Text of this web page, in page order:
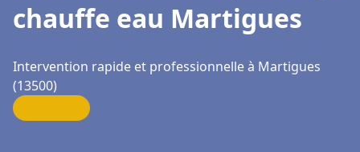
chauffe eau Martigues
Intervention rapide et professionnelle à Martigues
(13500)